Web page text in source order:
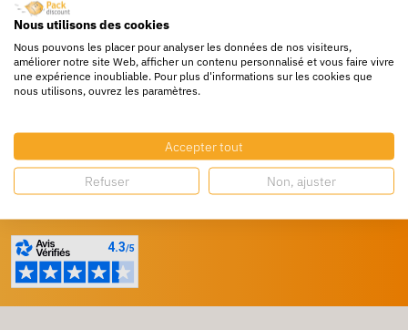
Livraison rapide
24/72h partout en europe
Livraison gratuite
Dès 250€ HT d’achat
Destockage
Profitez de prix bas toute l’année
Besoin d'aide ?
Nous utilisons des cookies
Nous pouvons les placer pour analyser les données de nos visiteurs,
améliorer notre site Web, afficher un contenu personnalisé et vous faire vivre
une expérience inoubliable. Pour plus d'informations sur les cookies que
nous utilisons, ouvrez les paramètres.
Accepter tout
Refuser Non, ajuster